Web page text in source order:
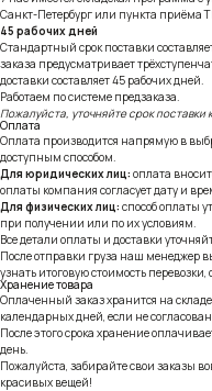
Санкт-Петербург или пункта приёма
45 рабочих дней
Стандартный срок поставки
заказа предусматривает
доставки составляет 45 рабочих дней.
Работаем по системе предзаказа.
Пожалуйста, уточняйте срок
Оплата
Оплата производится напрямую в
доступным способом.
Для юридических лиц: оплата
оплаты компания согласует дату и
Для физических лиц: способ оплаты
при получении или по их условиям.
Все детали оплаты и доставки
После отправки груза наш менеджер
узнать итоговую стоимость
Хранение товара
Оплаченный заказ хранится на
календарных дней, если не
После этого срока хранение
день.
Пожалуйста, забирайте свои заказы
красивых вещей!